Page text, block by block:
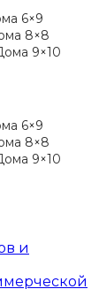
6×9
8×8
9×10
6×9
8×8
9×10
и